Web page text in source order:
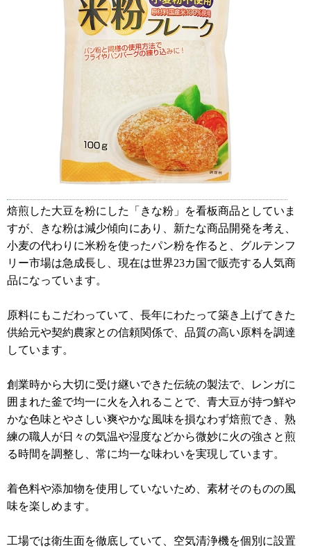
焙煎した大豆を粉にした「きな粉」を看板商品としていま
すが、きな粉は減少傾向にあり、新たな商品開発を考え、
小麦の代わりに米粉を使ったパン粉を作ると、グルテンフ
リー市場は急成長し、現在は世界23カ国で販売する人気商
品になっています。
原料にもこだわっていて、長年にわたって築き上げてきた
供給元や契約農家との信頼関係で、品質の高い原料を調達
しています。
創業時から大切に受け継いできた伝統の製法で、レンガに
囲まれた釜で均一に火を入れることで、青大豆が持つ鮮や
かな色味とやさしい爽やかな風味を損なわず焙煎でき、熟
練の職人が日々の気温や湿度などから微妙に火の強さと煎
る時間を調整し、常に均一な味わいを実現しています。
着色料や添加物を使用していないため、素材そのものの風
味を楽しめます。
工場では衛生面を徹底していて、空気清浄機を個別に設置